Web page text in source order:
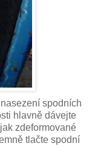
spodních
hlavně dávejte
zdeformované
tlačte spodní